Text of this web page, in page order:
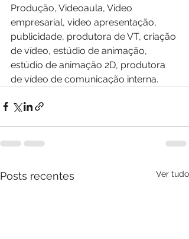
Produção, Videoaula, Video
empresarial, video apresentação,
publicidade, produtora de VT, criação
de vídeo, estúdio de animação,
estúdio de animação 2D, produtora
de vídeo de comunicação interna.
Posts recentes Ver tudo